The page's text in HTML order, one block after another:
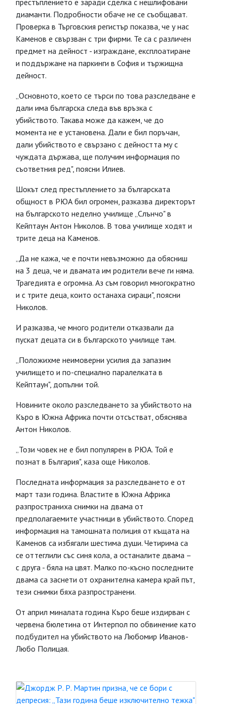
престъплението е заради сделка с нешлифовани
диаманти. Подробности обаче не се съобщават.
Проверка в Търговския регистър показва, че у нас
Каменов е свързван с три фирми. Те са с различен
предмет на дейност - изграждане, експлоатиране
и поддържане на паркинги в София и тържищна
дейност.
„Основното, което се търси по това разследване е
дали има българска следа във връзка с
убийството. Такава може да кажем, че до
момента не е установена. Дали е бил поръчан,
дали убийството е свързано с дейността му с
чуждата държава, ще получим информация по
съответния ред", поясни Илиев.
Шокът след престъплението за българската
общност в РЮА бил огромен, разказва директорът
на българското неделно училище „Слънчо" в
Кейптаун Антон Николов. В това училище ходят и
трите деца на Каменов.
„Да не кажа, че е почти невъзможно да обясниш
на 3 деца, че и двамата им родители вече ги няма.
Трагедията е огромна. Аз съм говорил многократно
и с трите деца, които останаха сираци", поясни
Николов.
И разказва, че много родители отказвали да
пускат децата си в българското училище там.
„Положихме неимоверни усилия да запазим
училището и по-специално паралелката в
Кейптаун", допълни той.
Новините около разследването за убийството на
Къро в Южна Африка почти отсъстват, обяснява
Антон Николов.
„Този човек не е бил популярен в РЮА. Той е
познат в България", каза още Николов.
Последната информация за разследването е от
март тази година. Властите в Южна Африка
разпространиха снимки на двама от
предполагаемите участници в убийството. Според
информация на тамошната полиция от къщата на
Каменов са избягали шестима души. Четирима са
се оттеглили със синя кола, а останалите двама –
с друга - бяла на цвят. Малко по-късно последните
двама са заснети от охранителна камера край път,
тези снимки бяха разпространени.
От април миналата година Къро беше издирван с
червена бюлетина от Интерпол по обвинение като
подбудител на убийството на Любомир Иванов-
Любо Полицая.